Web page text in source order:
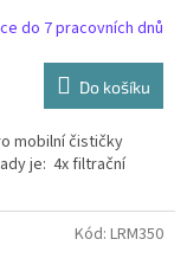
do 7 pracovních dnů
Do košíku
mobilní čističky
je: 4x filtrační
Kód: LRM350